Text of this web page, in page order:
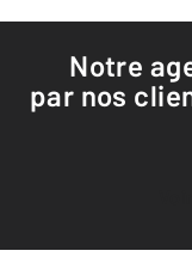
Notre
par nos